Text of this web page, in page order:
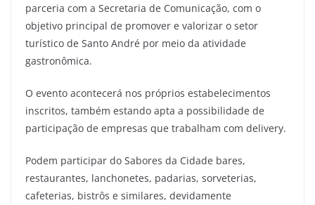
parceria com a Secretaria de Comunicação, com o
objetivo principal de promover e valorizar o setor
turístico de Santo André por meio da atividade
gastronômica.
O evento acontecerá nos próprios estabelecimentos
inscritos, também estando apta a possibilidade de
participação de empresas que trabalham com delivery.
Podem participar do Sabores da Cidade bares,
restaurantes, lanchonetes, padarias, sorveterias,
cafeterias, bistrôs e similares, devidamente